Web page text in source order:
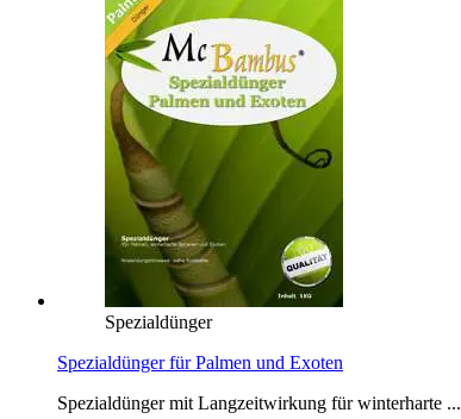
Spezialdünger
Spezialdünger für Palmen und Exoten
Spezialdünger mit Langzeitwirkung für winterharte ...